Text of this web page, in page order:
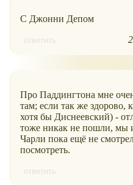
С Джонни Депом
ответить
Про Паддингтона мне
там; если так же
хотя бы Диснеевский) -
тоже никак не пошли, мы
Чарли пока ещё не
посмотреть.
ответить